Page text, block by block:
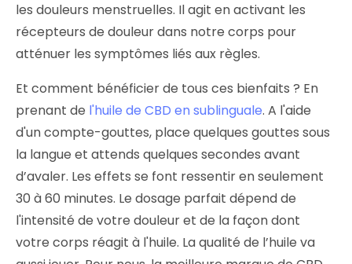
les douleurs menstruelles. Il agit en activant les
récepteurs de douleur dans notre corps pour
atténuer les symptômes liés aux règles.
Et comment bénéficier de tous ces bienfaits ? En
prenant de l'huile de CBD en sublinguale. A l'aide
d'un compte-gouttes, place quelques gouttes sous
la langue et attends quelques secondes avant
d’avaler. Les effets se font ressentir en seulement
30 à 60 minutes. Le dosage parfait dépend de
l'intensité de votre douleur et de la façon dont
votre corps réagit à l'huile. La qualité de l’huile va